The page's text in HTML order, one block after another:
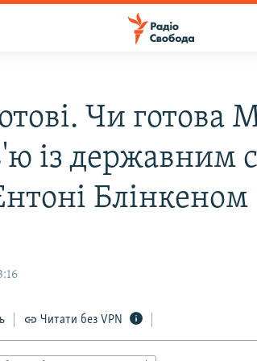
Чи готова
із державним
Блінкеном
Читати без VPN